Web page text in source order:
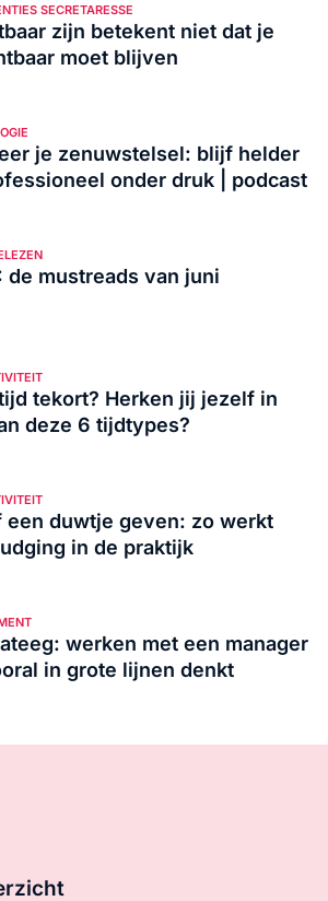
SECRETARESSE
zijn betekent niet dat je
moet blijven
je zenuwstelsel: blijf helder
onder druk | podcast
de mustreads van juni
tekort? Herken jij jezelf in
deze 6 tijdtypes?
een duwtje geven: zo werkt
in de praktijk
werken met een manager
in grote lijnen denkt